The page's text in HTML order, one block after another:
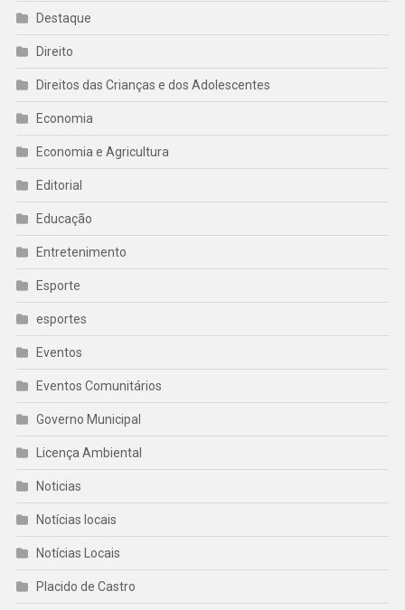
Destaque
Direito
Direitos das Crianças e dos Adolescentes
Economia
Economia e Agricultura
Editorial
Educação
Entretenimento
Esporte
esportes
Eventos
Eventos Comunitários
Governo Municipal
Licença Ambiental
Noticias
Notícias locais
Notícias Locais
Placido de Castro